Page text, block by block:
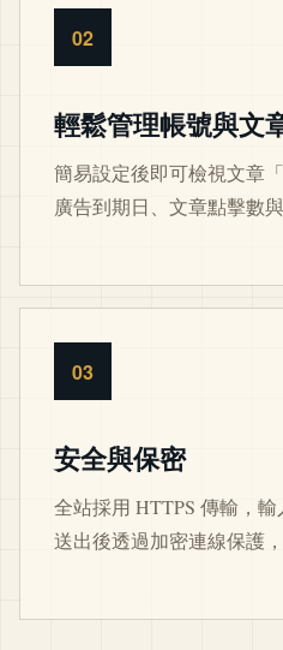
02
輕鬆管理帳號與文
簡易設定後即可檢視文章
廣告到期日、文章點擊數與
03
安全與保密
全站採用 HTTPS 傳輸，
送出後透過加密連線保護